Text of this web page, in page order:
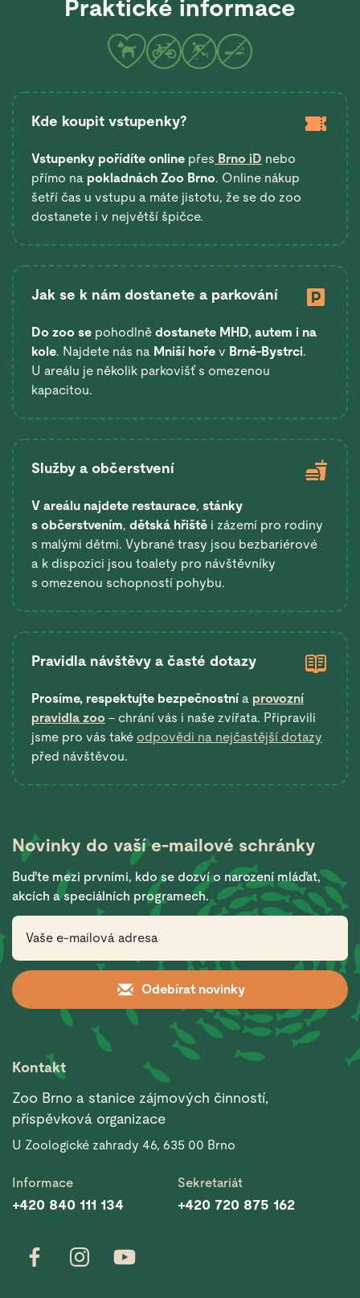
Praktické informace
Kde koupit vstupenky?
Vstupenky pořídíte online přes Brno iD nebo
přímo na pokladnách Zoo Brno. Online nákup
šetří čas u vstupu a máte jistotu, že se do zoo
dostanete i v největší špičce.
Jak se k nám dostanete a parkování
Do zoo se pohodlně dostanete MHD, autem i na
kole. Najdete nás na Mniší hoře v Brně-Bystrci.
U areálu je několik parkovišť s omezenou
kapacitou.
Služby a občerstvení
V areálu najdete restaurace, stánky
s občerstvením, dětská hřiště i zázemí pro rodiny
s malými dětmi. Vybrané trasy jsou bezbariérové
a k dispozici jsou toalety pro návštěvníky
s omezenou schopností pohybu.
Pravidla návštěvy a časté dotazy
Prosíme, respektujte bezpečnostní a provozní
pravidla zoo – chrání vás i naše zvířata. Připravili
jsme pro vás také odpovědi na nejčastější dotazy
před návštěvou.
Novinky do vašíe-mailové schránky
Buďte mezi prvními, kdo se dozví o narození mláďat,
akcích a speciálních programech.
Odebírat novinky
Kontakt
Zoo Brno a stanice zájmových činností,
příspěvková organizace
U Zoologické zahrady 46, 635 00 Brno
Informace
+420 840 111 134
Sekretariát
+420 720 875 162